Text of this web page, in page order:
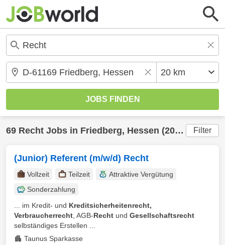
69 Recht Jobs in Friedberg, Hessen (20 km) gefunden Filter
(Junior) Referent (m/w/d) Recht
Vollzeit Teilzeit
Attraktive Vergütung
Sonderzahlung
... im Kredit- und Kreditsicherheitenrecht,
Verbraucherrecht , AGB-Recht und Gesellschaftsrecht
selbständiges Erstellen ...
Taunus Sparkasse